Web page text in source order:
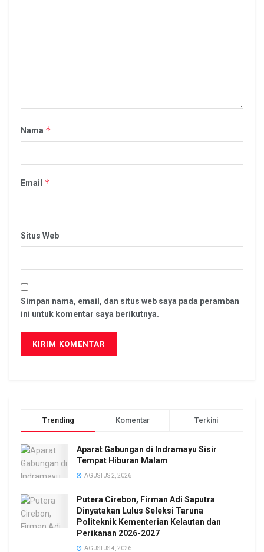
Nama *
Email *
Situs Web
Simpan nama, email, dan situs web saya pada peramban
ini untuk komentar saya berikutnya.
Trending Komentar Terkini
Aparat Gabungan di Indramayu Sisir
Tempat Hiburan Malam
AGUSTUS 2, 2026
Putera Cirebon, Firman Adi Saputra
Dinyatakan Lulus Seleksi Taruna
Politeknik Kementerian Kelautan dan
Perikanan 2026-2027
AGUSTUS 4, 2026